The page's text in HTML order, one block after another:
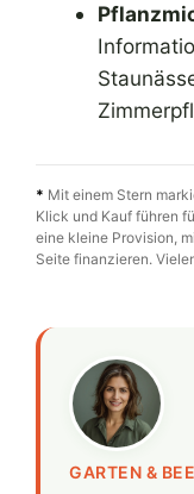
* Mit einem Stern
Klick und Kauf führen
eine kleine Provision,
Seite finanzieren.
GARTEN &